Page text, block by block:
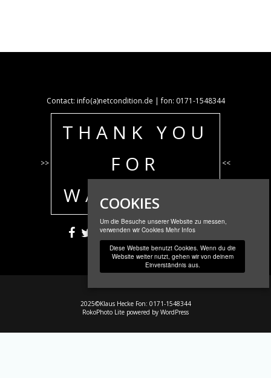
Contact: info(a)netcondition.de | fon: 0171-1548344
>>
THANK YOU
FOR
WATCHING!
<<
2025©Klaus Hecke Fon: 0171-1548344
RokoPhoto Lite powered by WordPress
COOKIES
Um die Besuche unserer Website zu messen,
verwenden wir Cookies Mehr Infos
Diese Website benutzt Cookies. Wenn du die
Website weiter nutzt, gehen wir von deinem
Einverständnis aus.